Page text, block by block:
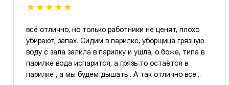
всё отлично, но только работники не ценят, плохо
убирают, запах. Сидим в парилке, уборщица грязную
воду с зала залила в парилку и ушла, о боже, типа в
парилке вода испарится, а грязь то остаётся в
парилке , а мы будем дышать . А так отлично все